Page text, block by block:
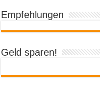
Empfehlungen
Geld sparen!